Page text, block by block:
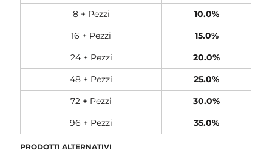
8 + Pezzi
10.0%
16 + Pezzi
15.0%
24 + Pezzi
20.0%
48 + Pezzi
25.0%
72 + Pezzi
30.0%
96 + Pezzi
35.0%
PRODOTTI ALTERNATIVI